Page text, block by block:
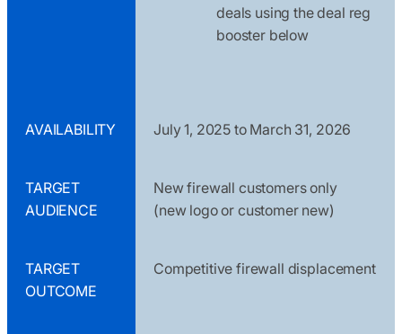
deals using the deal reg
booster below
AVAILABILITY July 1, 2025 to March 31, 2026
TARGET
AUDIENCE
New firewall customers only
(new logo or customer new)
TARGET
OUTCOME
Competitive firewall displacement